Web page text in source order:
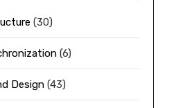
(30)
(6)
Design (43)